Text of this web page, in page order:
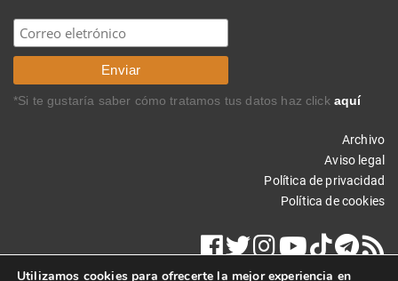
*Si te gustaría saber cómo tratamos tus datos haz click aquí
Archivo
Aviso legal
Política de privacidad
Política de cookies
Utilizamos cookies para ofrecerte la mejor experiencia en